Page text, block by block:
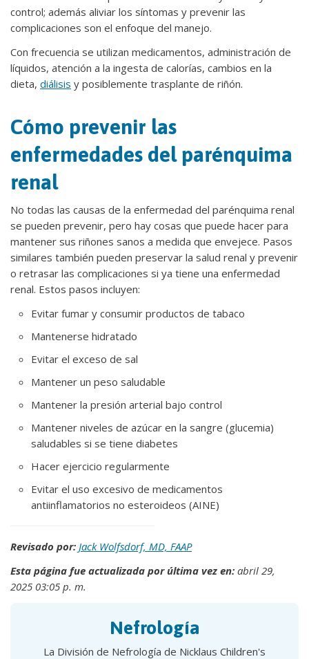
control; además aliviar los síntomas y prevenir las
complicaciones son el enfoque del manejo.
Con frecuencia se utilizan medicamentos, administración de
líquidos, atención a la ingesta de calorías, cambios en la
dieta, diálisis y posiblemente trasplante de riñón.
Cómo prevenir las
enfermedades del parénquima
renal
No todas las causas de la enfermedad del parénquima renal
se pueden prevenir, pero hay cosas que puede hacer para
mantener sus riñones sanos a medida que envejece. Pasos
similares también pueden preservar la salud renal y prevenir
o retrasar las complicaciones si ya tiene una enfermedad
renal. Estos pasos incluyen:
Evitar fumar y consumir productos de tabaco
Mantenerse hidratado
Evitar el exceso de sal
Mantener un peso saludable
Mantener la presión arterial bajo control
Mantener niveles de azúcar en la sangre (glucemia)
saludables si se tiene diabetes
Hacer ejercicio regularmente
Evitar el uso excesivo de medicamentos
antiinflamatorios no esteroideos (AINE)
Revisado por: Jack Wolfsdorf, MD, FAAP
Esta página fue actualizada por última vez en: abril 29,
2025 03:05 p. m.
Nefrología
La División de Nefrología de Nicklaus Children's